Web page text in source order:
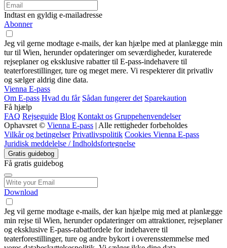
Indtast en gyldig e-mailadresse
Abonner
Jeg vil gerne modtage e-mails, der kan hjælpe med at planlægge min
tur til Wien, herunder opdateringer om seværdigheder, kuraterede
rejseplaner og eksklusive rabatter til E-pass-indehavere til
teaterforestillinger, ture og meget mere. Vi respekterer dit privatliv
og sælger aldrig dine data.
Vienna E-pass
Om E-pass Hvad du får Sådan fungerer det Sparekaution
Få hjælp
FAQ Rejseguide Blog Kontakt os Gruppehenvendelser
Ophavsret © Vienna E-pass | Alle rettigheder forbeholdes
Vilkår og betingelser Privatlivspolitik Cookies Vienna E-pass
Juridisk meddelelse / Indholdsfortegnelse
Gratis guidebog
Få gratis guidebog
Download
Jeg vil gerne modtage e-mails, der kan hjælpe mig med at planlægge
min rejse til Wien, herunder opdateringer om attraktioner, rejseplaner
og eksklusive E-pass-rabatfordele for indehavere til
teaterforestillinger, ture og andre bykort i overensstemmelse med